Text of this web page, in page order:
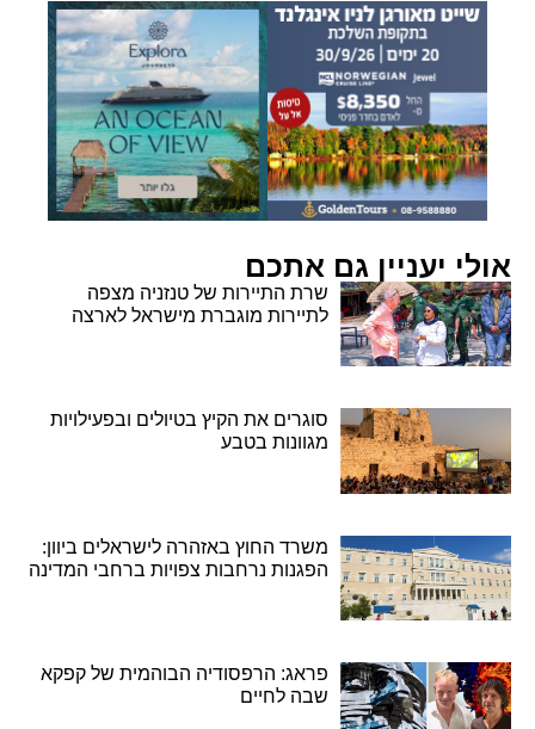
אולי יעניין גם אתכם
שרת התיירות של טנזניה מצפה
לתיירות מוגברת מישראל לארצה
סוגרים את הקיץ בטיולים ובפעילויות
מגוונות בטבע
משרד החוץ באזהרה לישראלים ביוון:
הפגנות נרחבות צפויות ברחבי המדינה
פראג: הרפסודיה הבוהמית של קפקא
שבה לחיים